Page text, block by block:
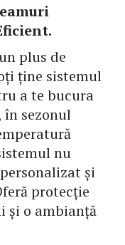
plus de
ține sistemul
a te bucura
în sezonul
nu
și
protecție
și o ambianță